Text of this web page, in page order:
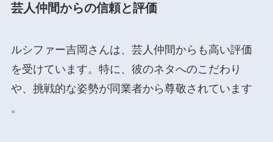
芸人仲間からの信頼と評価
ルシファー吉岡さんは、芸人仲間からも高い評価
を受けています。特に、彼のネタへのこだわり
や、挑戦的な姿勢が同業者から尊敬されています​
。